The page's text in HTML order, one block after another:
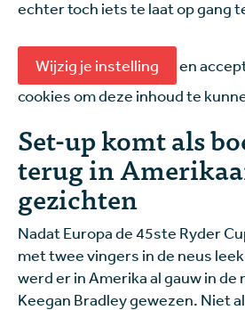
echter toch iets te laat op gang
Wijzig je instelling
en
cookies om deze inhoud te
Set-up komt als
terug in
gezichten
Nadat Europa de 45ste Ryder
met twee vingers in de neus
werd er in Amerika al gauw in
Keegan Bradley gewezen. Niet